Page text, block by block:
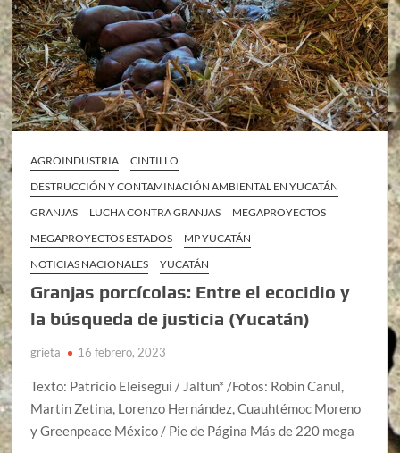
AGROINDUSTRIA
CINTILLO
DESTRUCCIÓN Y CONTAMINACIÓN AMBIENTAL EN YUCATÁN
GRANJAS
LUCHA CONTRA GRANJAS
MEGAPROYECTOS
MEGAPROYECTOS ESTADOS
MP YUCATÁN
NOTICIAS NACIONALES
YUCATÁN
Granjas porcícolas: Entre el ecocidio y
la búsqueda de justicia (Yucatán)
grieta 16 febrero, 2023
Texto: Patricio Eleisegui / Jaltun* /Fotos: Robin Canul,
Martin Zetina, Lorenzo Hernández, Cuauhtémoc Moreno
y Greenpeace México / Pie de Página Más de 220 mega